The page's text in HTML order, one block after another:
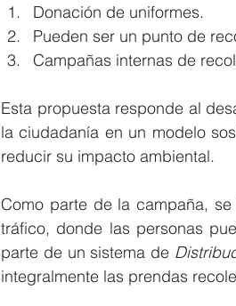
Donación de uniformes.
Pueden ser un punto de
Campañas internas de
Esta propuesta responde al
la ciudadanía en un modelo
reducir su impacto ambiental.
Como parte de la campaña,
tráfico, donde las personas
parte de un sistema de
integralmente las prendas